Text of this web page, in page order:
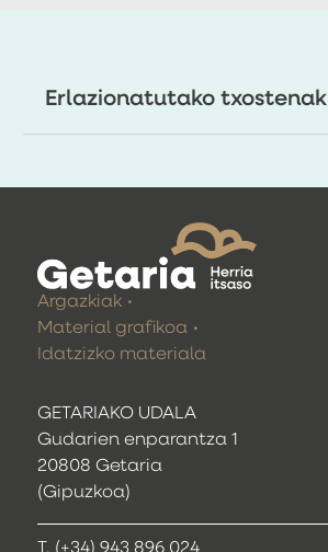
Erlazionatutako txostenak
GETARIAKO UDALA
Gudarien enparantza 1
20808 Getaria
(Gipuzkoa)
Argazkiak
Material grafikoa
Idatzizko materiala